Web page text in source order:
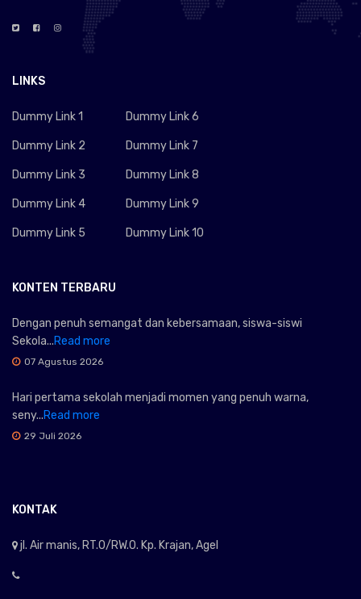
LINKS
Dummy Link 1
Dummy Link 2
Dummy Link 3
Dummy Link 4
Dummy Link 5
Dummy Link 6
Dummy Link 7
Dummy Link 8
Dummy Link 9
Dummy Link 10
KONTEN TERBARU
Dengan penuh semangat dan kebersamaan, siswa-siswi
Sekola...Read more
07 Agustus 2026
Hari pertama sekolah menjadi momen yang penuh warna,
seny...Read more
29 Juli 2026
KONTAK
jl. Air manis, RT.0/RW.0. Kp. Krajan, Agel